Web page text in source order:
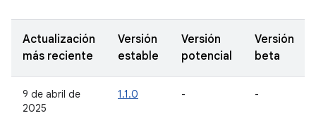
Actualización
más reciente
Versión
estable
Versión
potencial
Versión
beta
9 de abril de
2025
1.1.0 - -